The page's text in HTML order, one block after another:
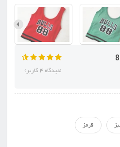
(دیدگاه 4 کاربر)
قرمز